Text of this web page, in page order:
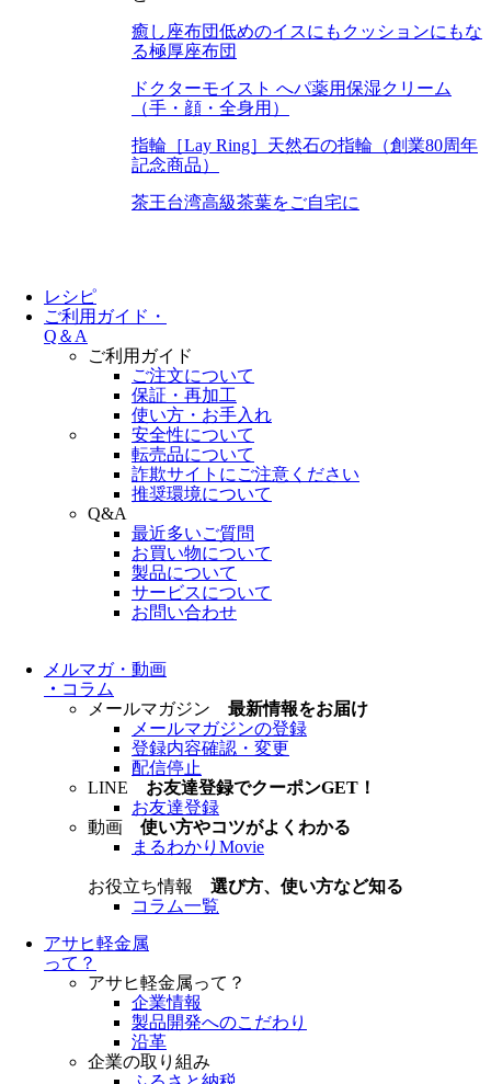
癒し座布団低めのイスにもクッションにもな
る極厚座布団
ドクターモイスト へパ薬用保湿クリーム
（手・顔・全身用）
指輪［Lay Ring］ 天然石の指輪（創業80周年
記念商品）
茶王台湾高級茶葉をご自宅に
レシピ
ご利用ガイド・
Q＆A
ご利用ガイド
ご注文について
保証・再加工
使い方・お手入れ
安全性について
転売品について
詐欺サイトにご注意ください
推奨環境について
Q&A
最近多いご質問
お買い物について
製品について
サービスについて
お問い合わせ
メルマガ・動画
・ コラム
メールマガジン 最新情報をお届け
メールマガジンの登録
登録内容確認・変更
配信停止
LINE お友達登録でクーポンGET！
お友達登録
動画 使い方やコツがよくわかる
まるわかりMovie
お役立ち情報 選び方、使い方など知る
コラム一覧
アサヒ軽金属
って？
アサヒ軽金属って？
企業情報
製品開発へのこだわり
沿革
企業の取り組み